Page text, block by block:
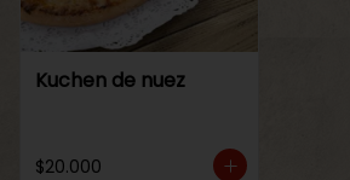
Kuchen de nuez
$20.000